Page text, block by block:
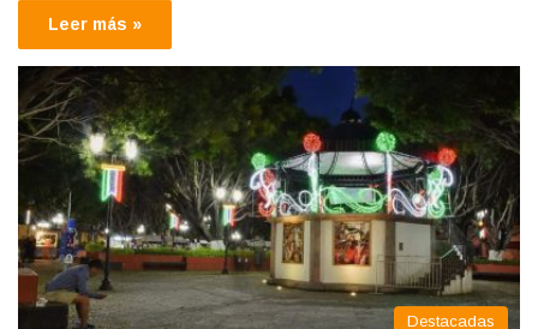
Leer más »
Destacadas